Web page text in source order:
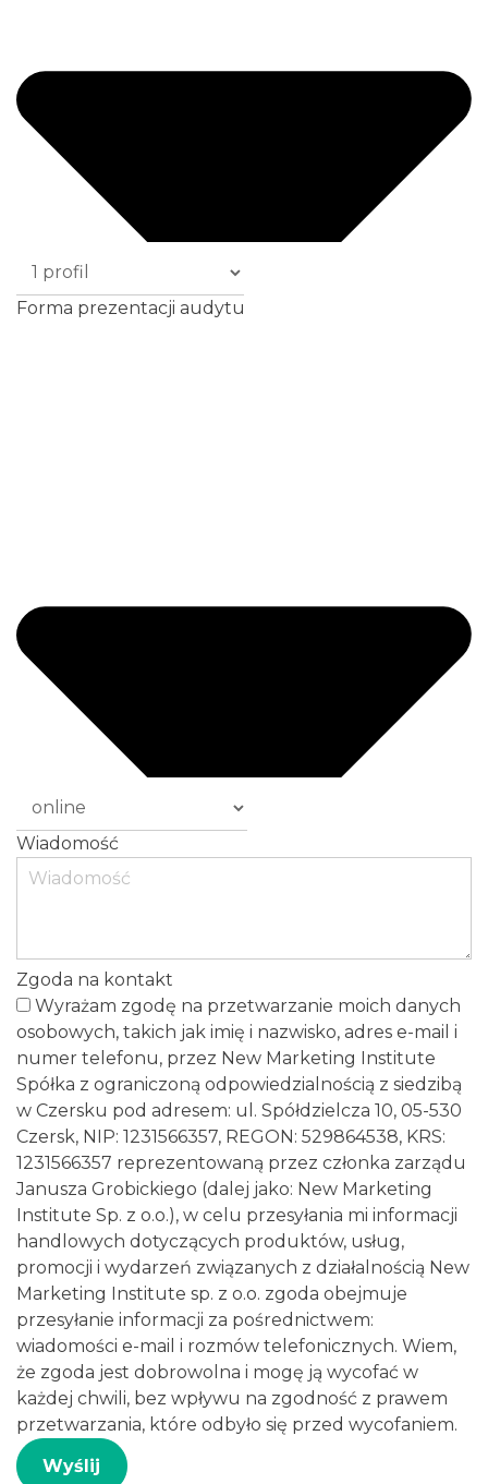
Forma prezentacji audytu
Wiadomość
Zgoda na kontakt
Wyrażam zgodę na przetwarzanie moich danych
osobowych, takich jak imię i nazwisko, adres e-mail i
numer telefonu, przez New Marketing Institute
Spółka z ograniczoną odpowiedzialnością z siedzibą
w Czersku pod adresem: ul. Spółdzielcza 10, 05-530
Czersk, NIP: 1231566357, REGON: 529864538, KRS:
1231566357 reprezentowaną przez członka zarządu
Janusza Grobickiego (dalej jako: New Marketing
Institute Sp. z o.o.), w celu przesyłania mi informacji
handlowych dotyczących produktów, usług,
promocji i wydarzeń związanych z działalnością New
Marketing Institute sp. z o.o. zgoda obejmuje
przesyłanie informacji za pośrednictwem:
wiadomości e-mail i rozmów telefonicznych. Wiem,
że zgoda jest dobrowolna i mogę ją wycofać w
każdej chwili, bez wpływu na zgodność z prawem
przetwarzania, które odbyło się przed wycofaniem.
Wyślij